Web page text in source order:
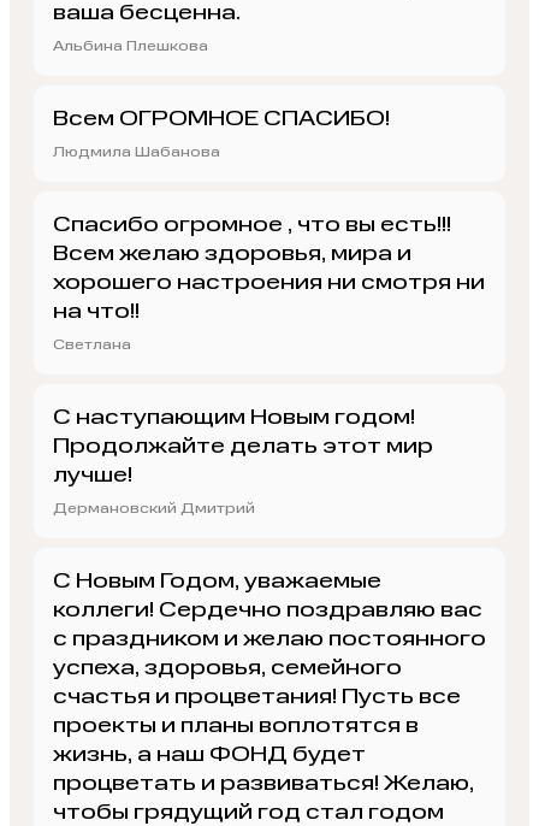
ваша бесценна.
Альбина Плешкова
Всем ОГРОМНОЕ СПАСИБО!
Людмила Шабанова
Спасибо огромное , что вы есть!!!
Всем желаю здоровья, мира и
хорошего настроения ни смотря ни
на что!!
Светлана
С наступающим Новым годом!
Продолжайте делать этот мир
лучше!
Дермановский Дмитрий
С Новым Годом, уважаемые
коллеги! Сердечно поздравляю вас
с праздником и желаю постоянного
успеха, здоровья, семейного
счастья и процветания! Пусть все
проекты и планы воплотятся в
жизнь, а наш ФОНД будет
процветать и развиваться! Желаю,
чтобы грядущий год стал годом